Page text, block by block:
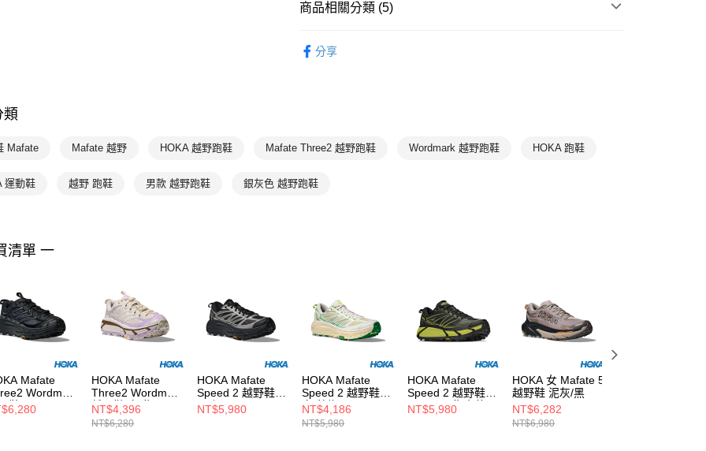
商品相關分類 (5)
HOKA 🔥本月主打
分享
類
Mafate Mafate 越野 HOKA 越野跑鞋 Mafate Three2 越野跑鞋 Wordmark 越野跑鞋 HOKA 跑鞋
運動鞋 越野 跑鞋 男款 越野跑鞋 銀灰色 越野跑鞋
清單 一
Mafate
Wordmark
鞋 黑
HOKA Mafate
Three2 Wordmark
越野鞋 白/紫
NT$4,396
NT$6,280
HOKA Mafate
Speed 2 越野鞋
黑/銀
NT$5,980
HOKA Mafate
Speed 2 越野鞋
白/草綠
NT$4,186
NT$5,980
HOKA Mafate
Speed 2 越野鞋
黑/HOKA復古黃
NT$5,980
HOKA 女 Mafate 5
越野鞋 泥灰/黑
NT$6,282
NT$6,980